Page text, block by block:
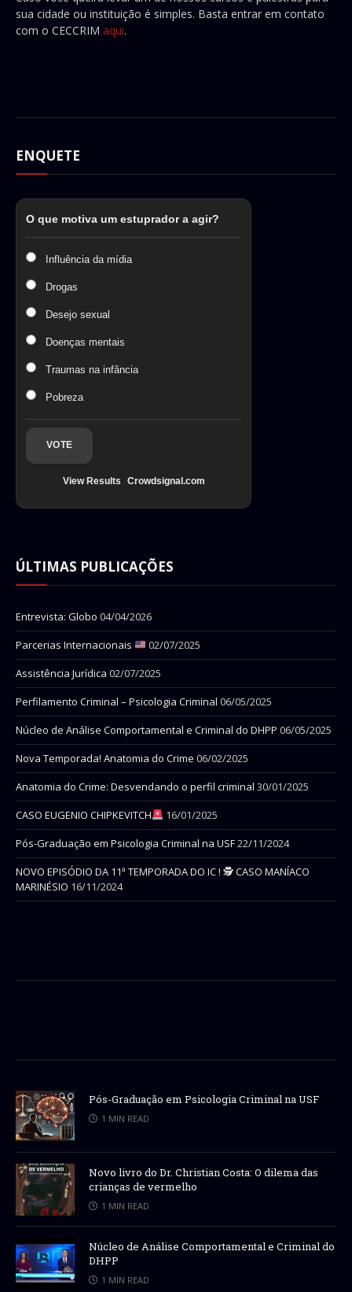
sua cidade ou instituição é simples. Basta entrar em contato
com o CECCRIM aqui.
ENQUETE
O que motiva um estuprador a agir?
Influência da mídia
Drogas
Desejo sexual
Doenças mentais
Traumas na infância
Pobreza
VOTE
View Results Crowdsignal.com
ÚLTIMAS PUBLICAÇÕES
Entrevista: Globo 04/04/2026
Parcerias Internacionais
02/07/2025
Assistência Jurídica 02/07/2025
Perfilamento Criminal – Psicologia Criminal 06/05/2025
Núcleo de Análise Comportamental e Criminal do DHPP 06/05/2025
Nova Temporada! Anatomia do Crime 06/02/2025
Anatomia do Crime: Desvendando o perfil criminal 30/01/2025
CASO EUGENIO CHIPKEVITCH
16/01/2025
Pós-Graduação em Psicologia Criminal na USF22/11/2024
NOVO EPISÓDIO DA 11ª TEMPORADA DO IC ! 🕵 CASO MANÍACO
MARINÉSIO 16/11/2024
Pós-Graduação em Psicologia Criminal na USF
1 MIN READ
Novo livro do Dr. Christian Costa: O dilema das
crianças de vermelho
1 MIN READ
Núcleo de Análise Comportamental e Criminal do
DHPP
1 MIN READ